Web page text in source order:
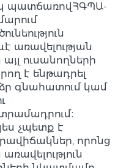
պատճառովՀԳՊԱ-
առավելության
ուսանողների
է ենթադրել
գնահատում կամ
չպետք է
որոնց